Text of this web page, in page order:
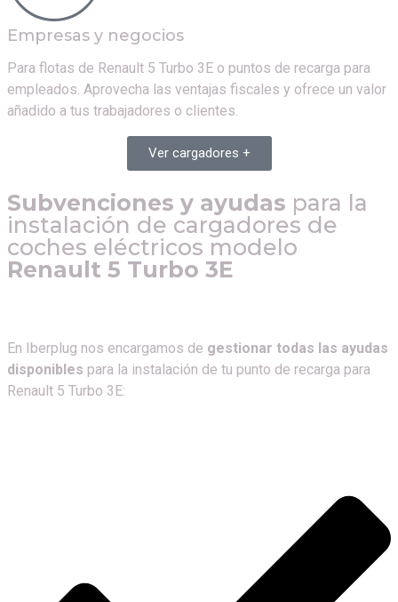
Empresas y negocios
Para flotas de Renault 5 Turbo 3E o puntos de recarga para
empleados. Aprovecha las ventajas fiscales y ofrece un valor
añadido a tus trabajadores o clientes.
Ver cargadores +
Subvenciones y ayudas para la
instalación de cargadores de
coches eléctricos modelo
Renault 5 Turbo 3E
En Iberplug nos encargamos de gestionar todas las ayudas
disponibles para la instalación de tu punto de recarga para
Renault 5 Turbo 3E: